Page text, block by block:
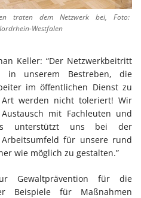
traten dem Netzwerk bei, Foto:
Westfalen
Keller: “Der Netzwerkbeitritt
in unserem Bestreben, die
im öffentlichen Dienst zu
werden nicht toleriert! Wir
mit Fachleuten und
unterstützt uns bei der
für unsere rund
wie möglich zu gestalten.”
Gewaltprävention für die
Beispiele für Maßnahmen